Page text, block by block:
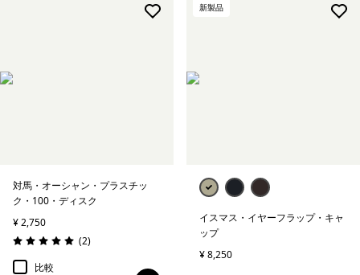
対馬・オーシャン・プラスチッ
ク・100・ディスク
¥ 2,750
評価: 5.0 / 5
(2レビュー
)
比較
新製品
イスマス・イヤーフラップ・キャ
ップ
¥ 8,250